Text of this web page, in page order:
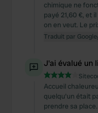
chimique ne
payé 21,60 €, et
on en veut. Le
Traduit par Google
J'ai évalué un
Accueil
quelqu'un était
prendre sa